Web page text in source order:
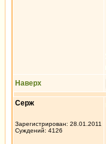
Наверх
Серж
Зарегистрирован: 28.01.2011
Суждений: 4126